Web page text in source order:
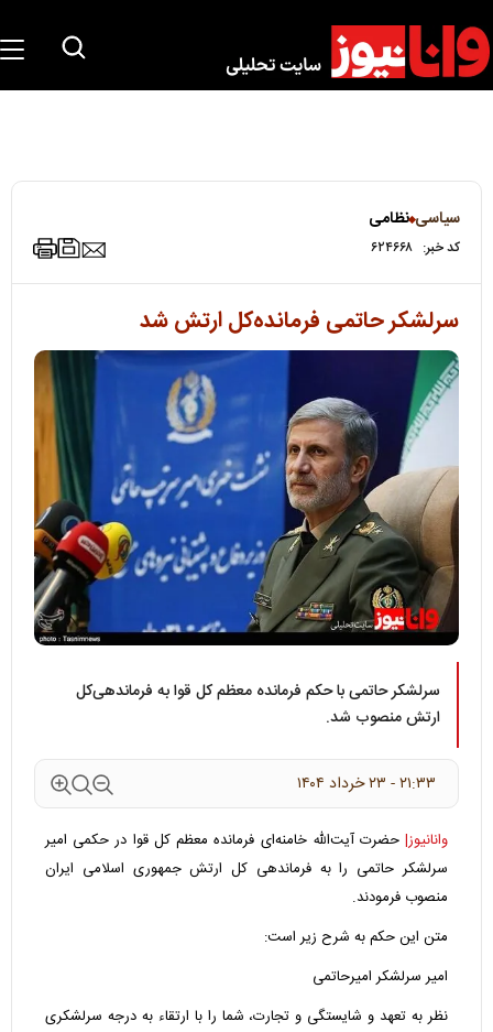
سیاسی نظامی
کد خبر: ۶۲۴۶۶۸
سرلشکر حاتمی فرمانده‌کل ارتش شد
سرلشکر حاتمی با حکم فرمانده معظم کل قوا به فرماندهی‌کل
ارتش منصوب شد.
۲۱:۳۳ - ۲۳ خرداد ۱۴۰۴
وانانیوز| حضرت آیت‌الله خامنه‌ای فرمانده معظم کل قوا در حکمی امیر
سرلشکر حاتمی را به فرماندهی کل ارتش جمهوری اسلامی ایران
منصوب فرمودند.
متن این حکم به شرح زیر است:
امیر سرلشکر امیرحاتمی
نظر به تعهد و شایستگی و تجارت، شما را با ارتقاء به درجه سرلشکری